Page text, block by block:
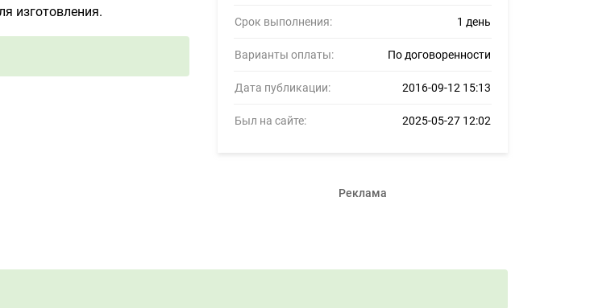
Срок выполнения: 1 день
Варианты оплаты: По договоренности
Дата публикации: 2016-09-12 15:13
Был на сайте: 2025-05-27 12:02
Реклама
изготовления.